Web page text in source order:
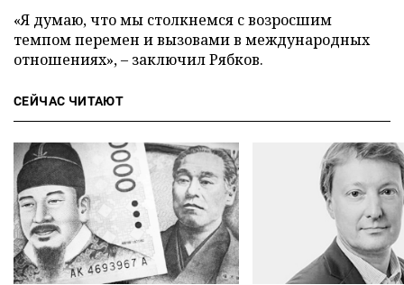
«Я думаю, что мы столкнемся с возросшим
темпом перемен и вызовами в международных
отношениях», – заключил Рябков.
СЕЙЧАС ЧИТАЮТ